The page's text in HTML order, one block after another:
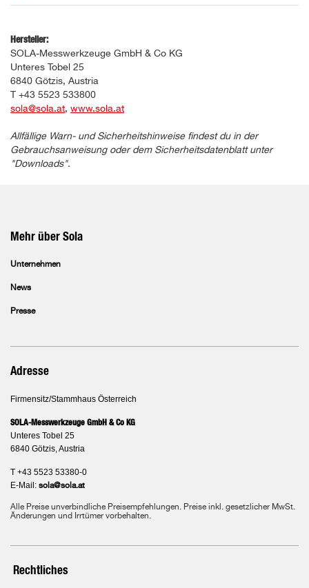
Hersteller:
SOLA-Messwerkzeuge GmbH & Co KG
Unteres Tobel 25
6840 Götzis, Austria
T +43 5523 533800
sola@sola.at, www.sola.at
Allfällige Warn- und Sicherheitshinweise findest du in der
Gebrauchsanweisung oder dem Sicherheitsdatenblatt unter
"Downloads".
Mehr über Sola
Unternehmen
News
Presse
Adresse
Firmensitz/Stammhaus Österreich
SOLA-Messwerkzeuge GmbH & Co KG
Unteres Tobel 25
6840 Götzis, Austria
T +43 5523 53380-0
E-Mail: sola@sola.at
Alle Preise unverbindliche Preisempfehlungen. Preise inkl. gesetzlicher MwSt.
Änderungen und Irrtümer vorbehalten.
Rechtliches